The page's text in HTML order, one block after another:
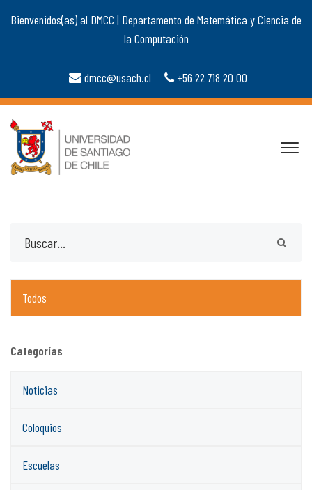
Bienvenidos(as) al DMCC | Departamento de Matemática y Ciencia de
la Computación
dmcc@usach.cl +56 22 718 20 00
Todos
Categorías
Noticias
Coloquios
Escuelas